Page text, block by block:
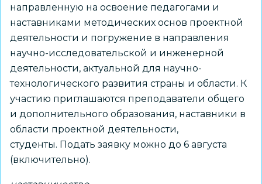
направленную на освоение педагогами и
наставниками методических основ проектной
деятельности и погружение в направления
научно-исследовательской и инженерной
деятельности, актуальной для научно-
технологического развития страны и области. К
участию приглашаются преподаватели общего
и дополнительного образования, наставники в
области проектной деятельности,
студенты. Подать заявку можно до 6 августа
(включительно).